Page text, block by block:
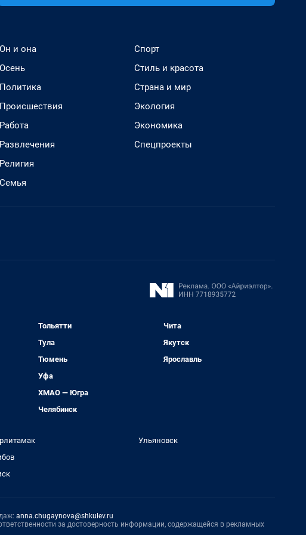
Он и она
Осень
Политика
Происшествия
Работа
Развлечения
Религия
Семья
Спорт
Стиль и красота
Страна и мир
Экология
Экономика
Спецпроекты
Тольятти
Тула
Тюмень
Уфа
ХМАО — Югра
Челябинск
Чита
Якутск
Ярославль
Ульяновск
anna.chugaynova@shkulev.ru
за достоверность информации, содержащейся в рекламных